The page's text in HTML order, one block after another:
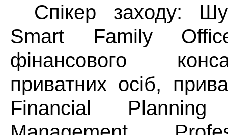
Спікер заходу:
Smart Family
фінансового
приватних осіб,
Financial